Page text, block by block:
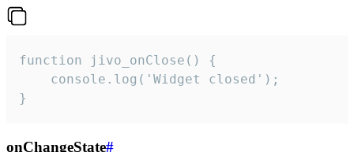
function jivo_onClose() {
    console.log('Widget closed');
}
onChangeState#